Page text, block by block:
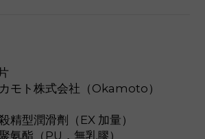
モト株式会社（Okamoto）
精型潤滑劑（EX 加量）
氨酯（PU，無乳膠）